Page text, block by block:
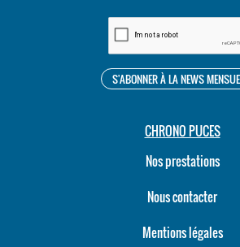
CHRONO PUCES
Nos prestations
Nous contacter
Mentions légales